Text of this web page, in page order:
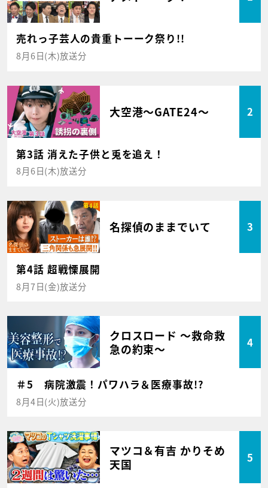
売れっ子芸人の貴重トーーク祭り!!
8月6日(木)放送分
大空港～GATE24～ 2
第3話 消えた子供と兎を追え！
8月6日(木)放送分
名探偵のままでいて 3
第4話 超戦慄展開
8月7日(金)放送分
クロスロード ～救命救
急の約束～
4
＃5 病院激震！パワハラ＆医療事故!?
8月4日(火)放送分
マツコ＆有吉 かりそめ
天国
5